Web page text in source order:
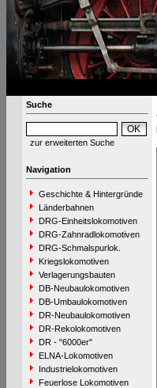
Suche
zur erweiterten Suche
Navigation
Geschichte & Hintergründe
Länderbahnen
DRG-Einheitslokomotiven
DRG-Zahnradlokomotiven
DRG-Schmalspurlok.
Kriegslokomotiven
Verlagerungsbauten
DB-Neubaulokomotiven
DB-Umbaulokomotiven
DR-Neubaulokomotiven
DR-Rekolokomotiven
DR - "6000er"
ELNA-Lokomotiven
Industrielokomotiven
Feuerlose Lokomotiven